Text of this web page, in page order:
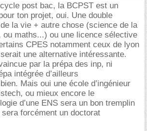
post bac, la BCPST est un
ton projet, oui. Une double
la vie + autre chose (science de la
ou maths...) ou une licence sélective
CPES notamment ceux de lyon
une alternative intéressante.
par la prépa des inp, ni
intégrée d’ailleurs
Mais oui une école d’ingénieur
ou mieux encore le
d’une ENS sera un bon tremplin
forcément un doctorat